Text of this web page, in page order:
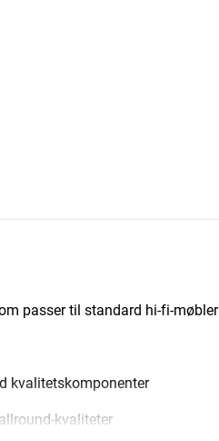
passer til standard hi-fi-møbler
kvalitetskomponenter
kvaliteter